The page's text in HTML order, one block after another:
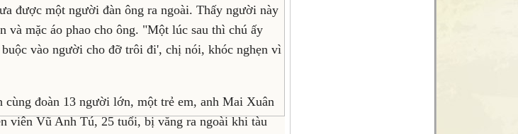
được một người đàn ông ra ngoài. Thấy người này
và mặc áo phao cho ông. "Một lúc sau thì chú ấy
vào người cho đỡ trôi đi', chị nói, khóc nghẹn vì
cùng đoàn 13 người lớn, một trẻ em, anh Mai Xuân
viên Vũ Anh Tú, 25 tuổi, bị văng ra ngoài khi tàu